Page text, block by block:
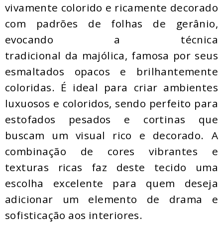
vivamente colorido e ricamente decorado
com padrões de folhas de gerânio,
evocando a técnica
tradicional da majólica, famosa por seus
esmaltados opacos e brilhantemente
coloridas. É ideal para criar ambientes
luxuosos e coloridos, sendo perfeito para
estofados pesados e cortinas que
buscam um visual rico e decorado. A
combinação de cores vibrantes e
texturas ricas faz deste tecido uma
escolha excelente para quem deseja
adicionar um elemento de drama e
sofisticação aos interiores.